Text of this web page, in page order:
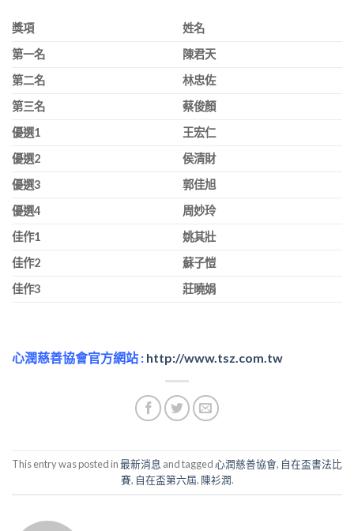
獎項
姓名
第一名
陳君天
第二名
林忠佐
第三名
蔡俊顏
優選1
王宏仁
優選2
侯清財
優選3
郭佳旭
優選4
周妙玲
佳作1
姚其壯
佳作2
蘇子愷
佳作3 莊曉娟
心潤慈善協會官方網站 : http://www.tsz.com.tw
This entry was posted in最新消息 and tagged心潤慈善協會, 自在盃書法比
賽, 自在盃第六屆, 陳衫潤.